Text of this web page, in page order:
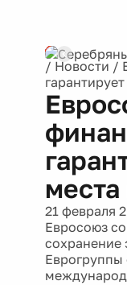
/ Новости /
21 февраля
Евросоюз
сохранение
Еврогруппы